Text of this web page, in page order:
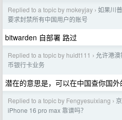
Replied to a topic by mokeyjay › 如果川
要求封禁所有中国用户的账号
bitwarden 自部署 路过
Replied to a topic by huidt111 › 允许港
币银行卡业务
潜在的意思是，可以在中国查你国
Replied to a topic by Fengyesuixiang ›
iPhone 16 pro max 靠谱吗？